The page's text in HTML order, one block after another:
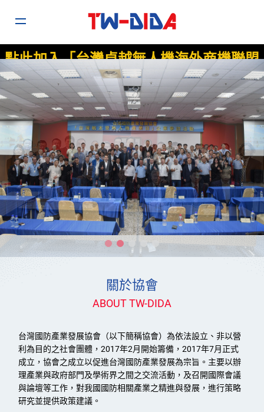
點此加入「台灣卓越無人機海外商機聯盟
TEDIBOA」
關於協會
ABOUT TW-DIDA
台灣國防產業發展協會（以下簡稱協會）為依法設立、非以營
利為目的之社會團體，2017年2月開始籌備，2017年7月正式
成立，協會之成立以促進台灣國防產業發展為宗旨。主要以辦
理產業與政府部門及學術界之間之交流活動，及召開國際會議
與論壇等工作，對我國國防相關產業之精進與發展，進行策略
研究並提供政策建議。